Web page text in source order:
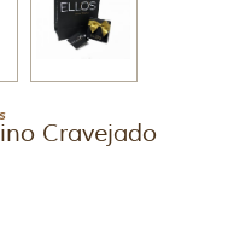
Cravejado